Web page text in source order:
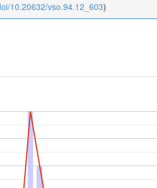
10.20632/vso.94.12_603)